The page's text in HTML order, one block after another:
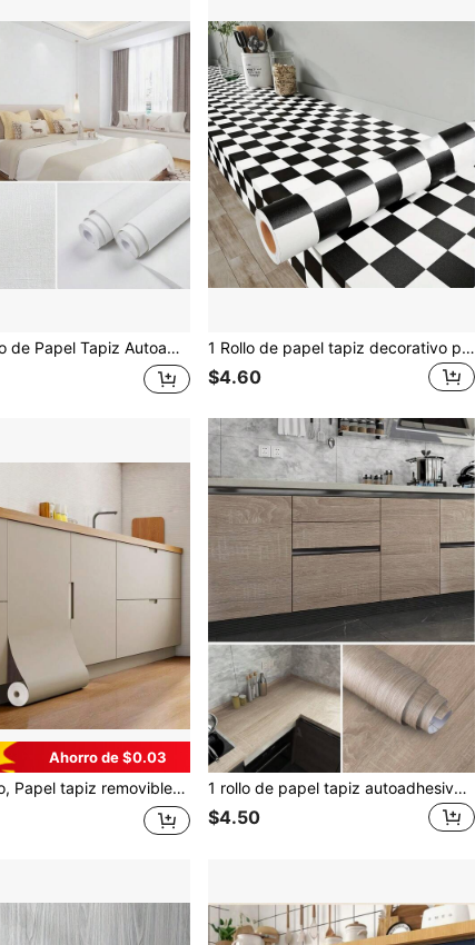
DIY Impermeable & Resistente a la Humedad, Fácil de Mantener, Pegatina Removible, Adecuado para Decoración de Paredes de Dormitorio, Sala de Estar, Comedor, Dormitorio Escolar, Decoración del Hogar, Gabinetes de Cocina, Escritorios, Cajones, Renovación de Muebles, Etc. Fácil de Instalar, Despegar y Pegar, Cortar Libremente. Tamaño: 17.7 Pulgadas X 393.7/196.8/118.1/39.3 Pulgadas 1 Rollo de papel tapiz decorativo para el hogar de vinilo a prueba de agua con diseño a cuadros en blanco y negro con efecto de mosaico para salpicaduras de cocina, baño, gabinetes, cajones, pegatinas de pared, regalos, decoración de pared para cumpleaños, graduación
$4.60
Ahorro de $0.03
con acabado mate, resistente al agua y al aceite, papel tapiz autoadhesivo de PVC, adecuado para decoración de cocina, baño, encimera y dormitorio 1 rollo de papel tapiz autoadhesivo de vinilo con aspecto de madera de roble gris clásico para decoración de habitaciones, gabinetes, estantes y paredes
$4.50